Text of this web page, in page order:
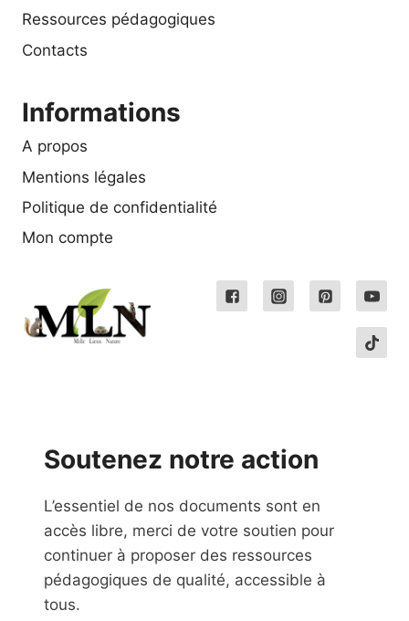
Ressources pédagogiques
Contacts
Informations
A propos
Mentions légales
Politique de confidentialité
Mon compte
Soutenez notre action
L’essentiel de nos documents sont en
accès libre, merci de votre soutien pour
continuer à proposer des ressources
pédagogiques de qualité, accessible à
tous.